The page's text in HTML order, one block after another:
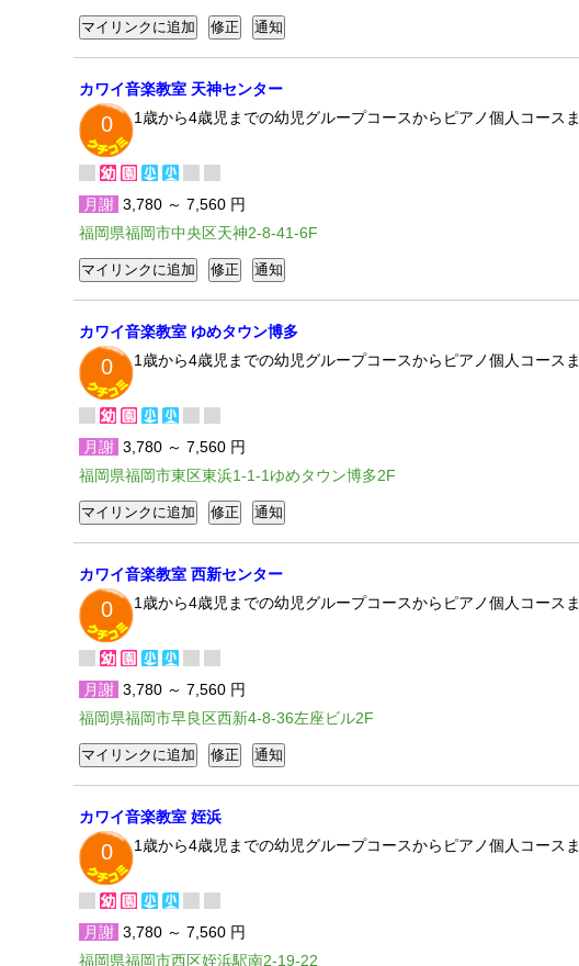
カワイ音楽教室 天神センター
0 1歳から4歳児までの幼児グループコースからピアノ個人コース
月謝 3,780 ～ 7,560 円
福岡県福岡市中央区天神2-8-41-6F
カワイ音楽教室 ゆめタウン博多
0 1歳から4歳児までの幼児グループコースからピアノ個人コース
月謝 3,780 ～ 7,560 円
福岡県福岡市東区東浜1-1-1ゆめタウン博多2F
カワイ音楽教室 西新センター
0 1歳から4歳児までの幼児グループコースからピアノ個人コース
月謝 3,780 ～ 7,560 円
福岡県福岡市早良区西新4-8-36左座ビル2F
カワイ音楽教室 姪浜
0 1歳から4歳児までの幼児グループコースからピアノ個人コース
月謝 3,780 ～ 7,560 円
福岡県福岡市西区姪浜駅南2-19-22